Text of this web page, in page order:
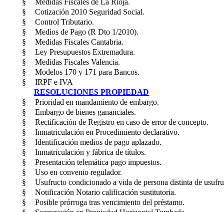
§
Medidas Fiscales de La Rioja.
§
Cotización 2010 Seguridad Social.
§
Control Tributario.
§
Medios de Pago (R Dto 1/2010).
§
Medidas Fiscales Cantabria.
§
Ley Presupuestos Extremadura.
§
Medidas Fiscales Valencia.
§
Modelos 170 y 171 para Bancos.
§
IRPF e IVA
RESOLUCIONES PROPIEDAD
§
Prioridad en mandamiento de embargo.
§
Embargo de bienes gananciales.
§
Rectificación de Registro en caso de error de concepto.
§
Inmatriculación en Procedimiento declarativo.
§
Identificación medios de pago aplazado.
§
Inmatriculación y fábrica de títulos.
§
Presentación telemática pago impuestos.
§
Uso en convenio regulador.
§
Usufructo condicionado a vida de persona distinta de
§
Notificación Notario calificación sustitutoria.
§
Posible prórroga tras vencimiento del préstamo.